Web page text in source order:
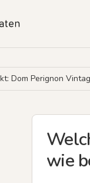
Dom Perignon
wie